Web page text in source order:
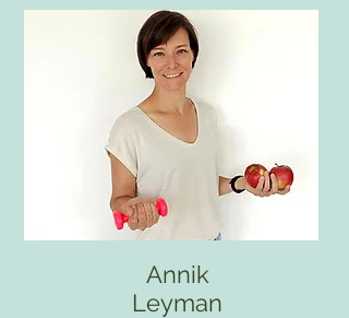
Annik
Leyman